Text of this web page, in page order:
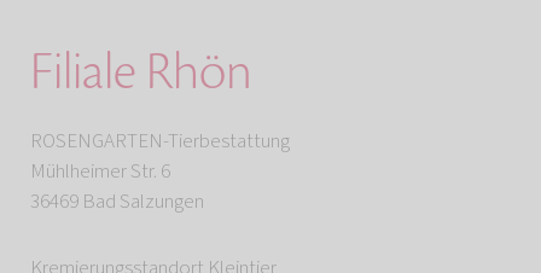
Filiale Rhön
ROSENGARTEN-Tierbestattung
Mühlheimer Str. 6
36469 Bad Salzungen